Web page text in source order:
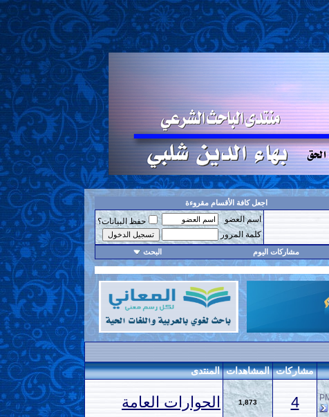
اجعل كافة الأقسام مقروءة
اسم العضو
حفظ البيانات؟
كلمة المرور
مشاركات اليوم البحث
مشاركات المشاهدات المنتدى
4
1,873 الحوارات العامة